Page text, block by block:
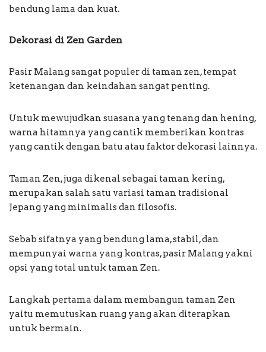
bendung lama dan kuat.
Dekorasi di Zen Garden
Pasir Malang sangat populer di taman zen, tempat
ketenangan dan keindahan sangat penting.
Untuk mewujudkan suasana yang tenang dan hening,
warna hitamnya yang cantik memberikan kontras
yang cantik dengan batu atau faktor dekorasi lainnya.
Taman Zen, juga dikenal sebagai taman kering,
merupakan salah satu variasi taman tradisional
Jepang yang minimalis dan filosofis.
Sebab sifatnya yang bendung lama, stabil, dan
mempunyai warna yang kontras, pasir Malang yakni
opsi yang total untuk taman Zen.
Langkah pertama dalam membangun taman Zen
yaitu memutuskan ruang yang akan diterapkan
untuk bermain.